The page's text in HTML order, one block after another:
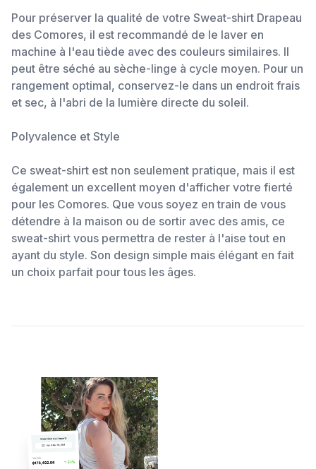
Pour préserver la qualité de votre Sweat-shirt Drapeau
des Comores, il est recommandé de le laver en
machine à l'eau tiède avec des couleurs similaires. Il
peut être séché au sèche-linge à cycle moyen. Pour un
rangement optimal, conservez-le dans un endroit frais
et sec, à l'abri de la lumière directe du soleil.
Polyvalence et Style
Ce sweat-shirt est non seulement pratique, mais il est
également un excellent moyen d'afficher votre fierté
pour les Comores. Que vous soyez en train de vous
détendre à la maison ou de sortir avec des amis, ce
sweat-shirt vous permettra de rester à l'aise tout en
ayant du style. Son design simple mais élégant en fait
un choix parfait pour tous les âges.